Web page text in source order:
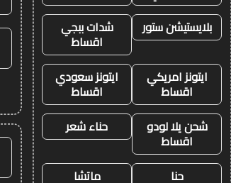
بلايستيشن ستور
شدات ببجي
اقساط
ايتونز امريكي
اقساط
ايتونز سعودي
اقساط
شحن يلا لودو
اقساط
حناء شعر
حنا ماتشا